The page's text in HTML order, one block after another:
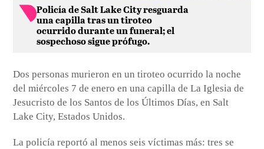
Policía de Salt Lake City resguarda
una capilla tras un tiroteo
ocurrido durante un funeral; el
sospechoso sigue prófugo.
Dos personas murieron en un tiroteo ocurrido la noche
del miércoles 7 de enero en una capilla de La Iglesia de
Jesucristo de los Santos de los Últimos Días, en Salt
Lake City, Estados Unidos.
La policía reportó al menos seis víctimas más: tres se